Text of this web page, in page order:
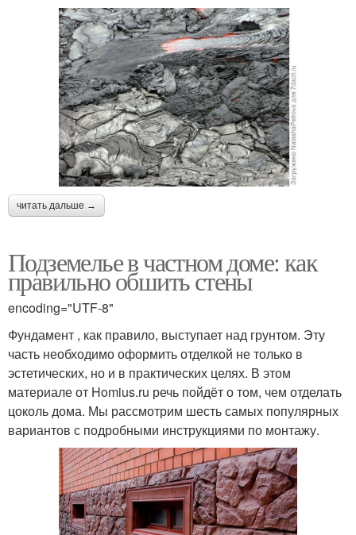
читать дальше →
Подземелье в частном доме: как
правильно обшить стены
encoding="UTF-8"
Фундамент , как правило, выступает над грунтом. Эту
часть необходимо оформить отделкой не только в
эстетических, но и в практических целях. В этом
материале от Homius.ru речь пойдёт о том, чем отделать
цоколь дома. Мы рассмотрим шесть самых популярных
вариантов с подробными инструкциями по монтажу.